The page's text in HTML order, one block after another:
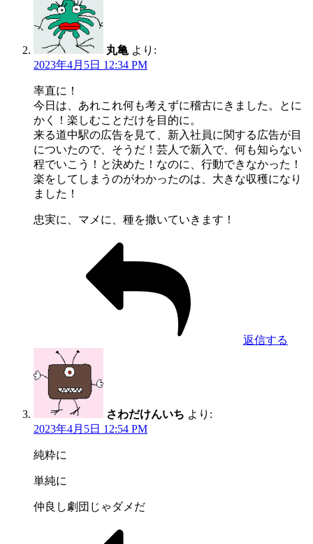
丸亀 より:
2023年4月5日 12:34 PM
率直に！
今日は、あれこれ何も考えずに稽古にきました。とに
かく！楽しむことだけを目的に。
来る道中駅の広告を見て、新入社員に関する広告が目
についたので、そうだ！芸人で新入で、何も知らない
程でいこう！と決めた！なのに、行動できなかった！
楽をしてしまうのがわかったのは、大きな収穫になり
ました！
忠実に、マメに、種を撒いていきます！
返信する
さわだけんいち より:
2023年4月5日 12:54 PM
純粋に
単純に
仲良し劇団じゃダメだ